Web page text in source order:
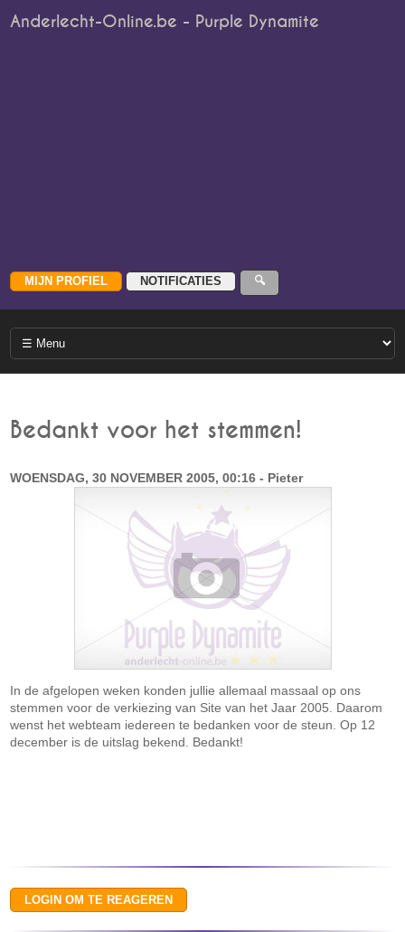
Anderlecht-Online.be - Purple Dynamite
Bedankt voor het stemmen!
WOENSDAG, 30 NOVEMBER 2005, 00:16 - Pieter
In de afgelopen weken konden jullie allemaal massaal op ons
stemmen voor de verkiezing van Site van het Jaar 2005. Daarom
wenst het webteam iedereen te bedanken voor de steun. Op 12
december is de uitslag bekend. Bedankt!